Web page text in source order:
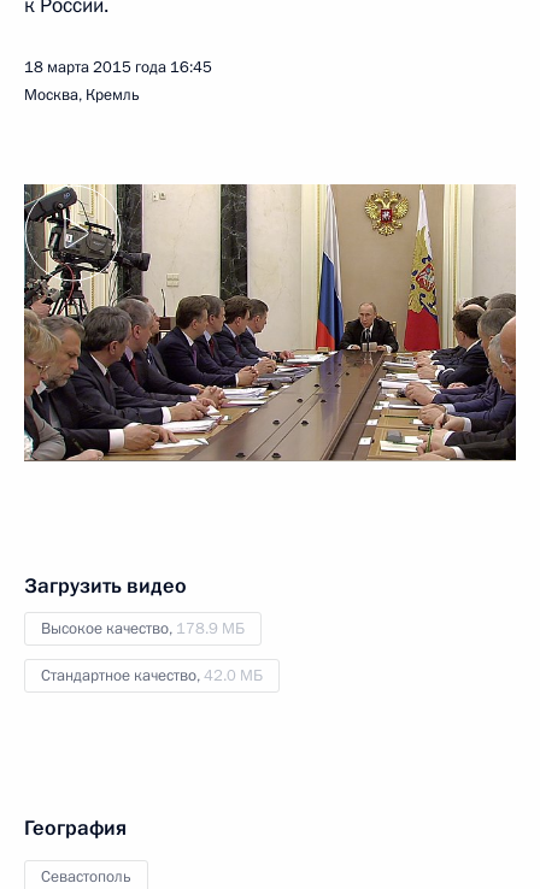
18 марта 2015 года 16:45
Москва, Кремль
Загрузить видео
Высокое качество, 178.9 МБ
Стандартное качество,42.0 МБ
География
Севастополь